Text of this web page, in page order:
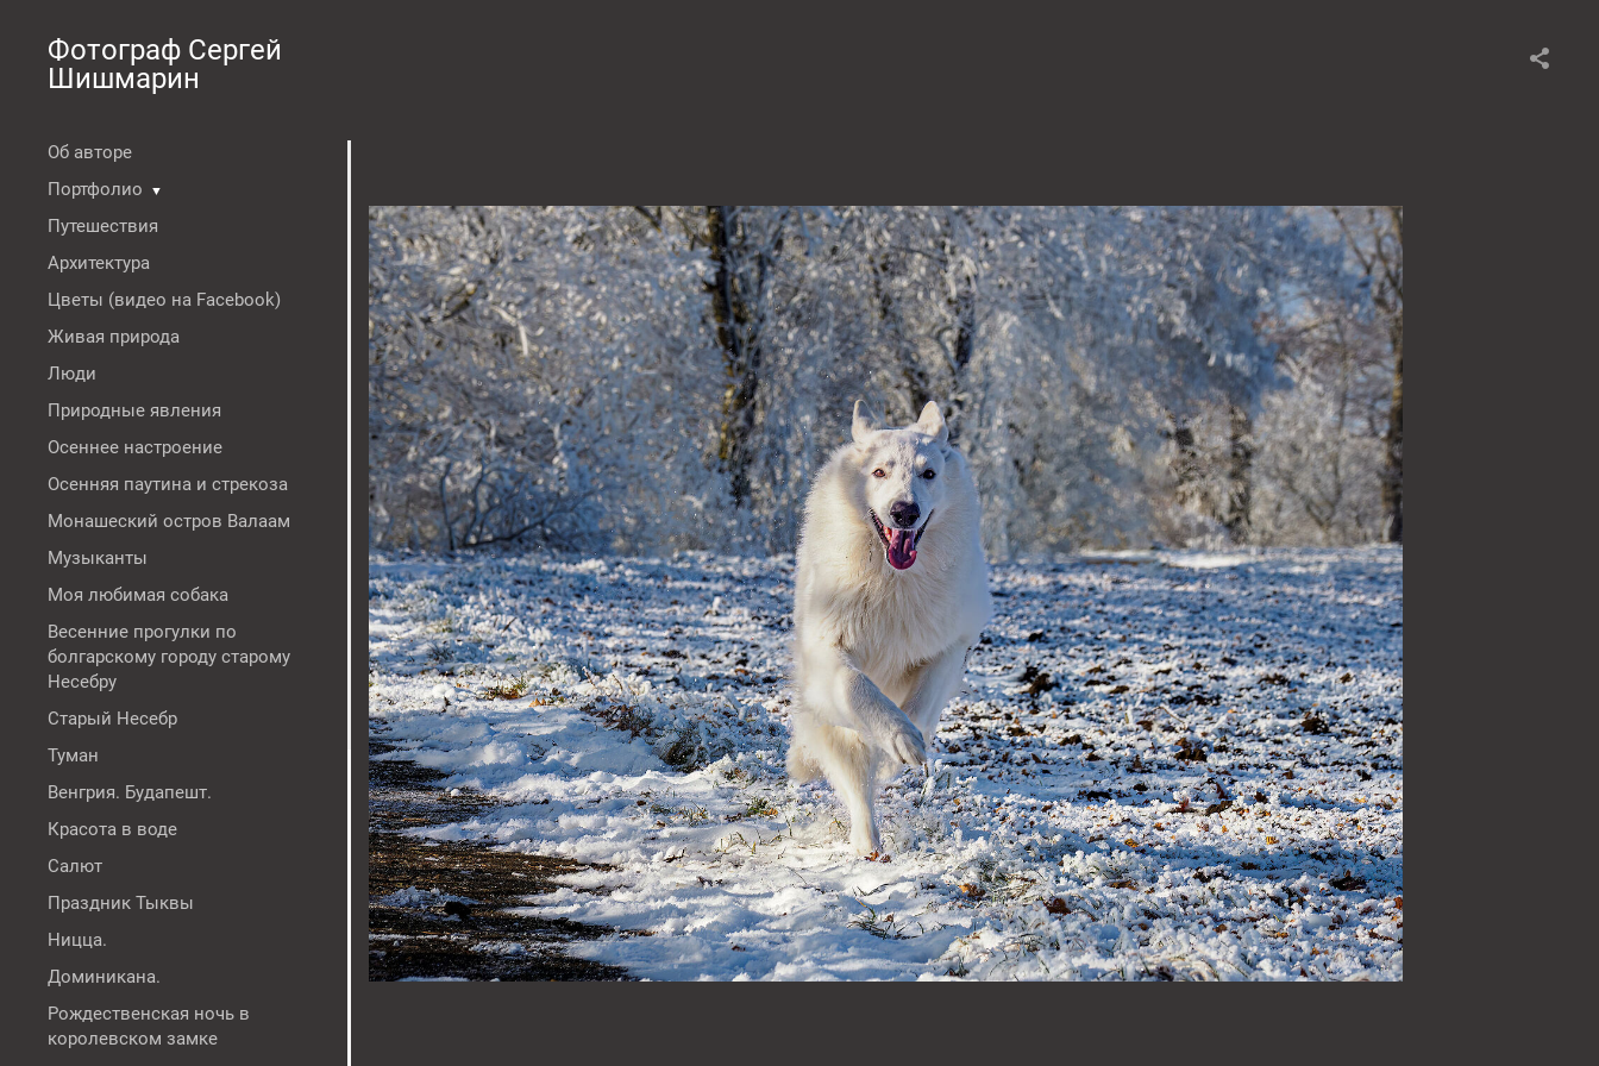
Фотограф Сергей
Шишмарин
Об авторе
Портфолио
▼
Путешествия
Архитектура
Цветы (видео на Facebook)
Живая природа
Люди
Природные явления
Осеннее настроение
Осенняя паутина и стрекоза
Монашеский остров Валаам
Музыканты
Моя любимая собака
Весенние прогулки по
болгарскому городу старому
Несебру
Старый Несебр
Туман
Венгрия. Будапешт.
Красота в воде
Салют
Праздник Тыквы
Ницца.
Доминикана.
Рождественская ночь в
королевском замке